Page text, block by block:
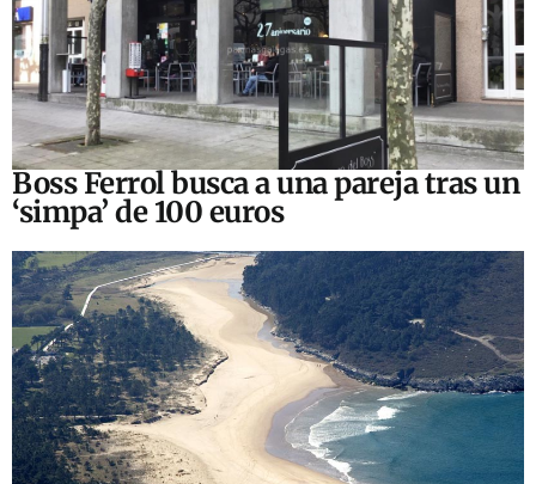
Boss Ferrol busca a una pareja tras un
‘simpa’ de 100 euros